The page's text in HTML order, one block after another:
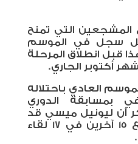
المشجعين التي تمنح
سجل في الموسم
قبل انطلاق المرحلة
العادي باحتلاله
بمسابقة الدوري
أن ليونيل ميسي قد
سجل 17 هدفاً وصنع 15 آخرين في 17 لقاء
.